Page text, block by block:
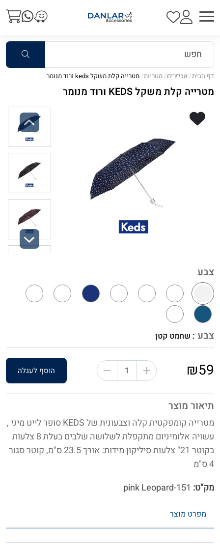
דף הבית אביזרים מטריות מטרייה קלת משקל keds ורוד מנומר
מטרייה קלת משקל KEDS ורוד מנומר
תיאור מוצר
מטרייה קומפקטית קלה וצבעונית של KEDS סופר לייט מיני ,
עשויה אלומיניום מתקפלת לשלושה שלבים בעלת 8 צלעות
בקוטר 21" צלעות סיליקון מידות: אורך 23.5 ס"מ, קוטר סגור
4 ס"מ
מק"ט:
צבע
צבע : שחמט קטן
₪59 הוסף לעגלה
מפרט מוצר
Previous
Next